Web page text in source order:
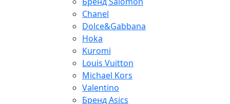
Chanel
Dolce&Gabbana
Hoka
Kuromi
Louis Vuitton
Michael Kors
Valentino
Бренд Asics